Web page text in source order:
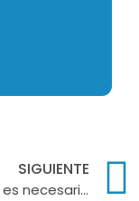
SIGUIENTE
¿Cuándo es necesario un tratamiento de ortodoncia?